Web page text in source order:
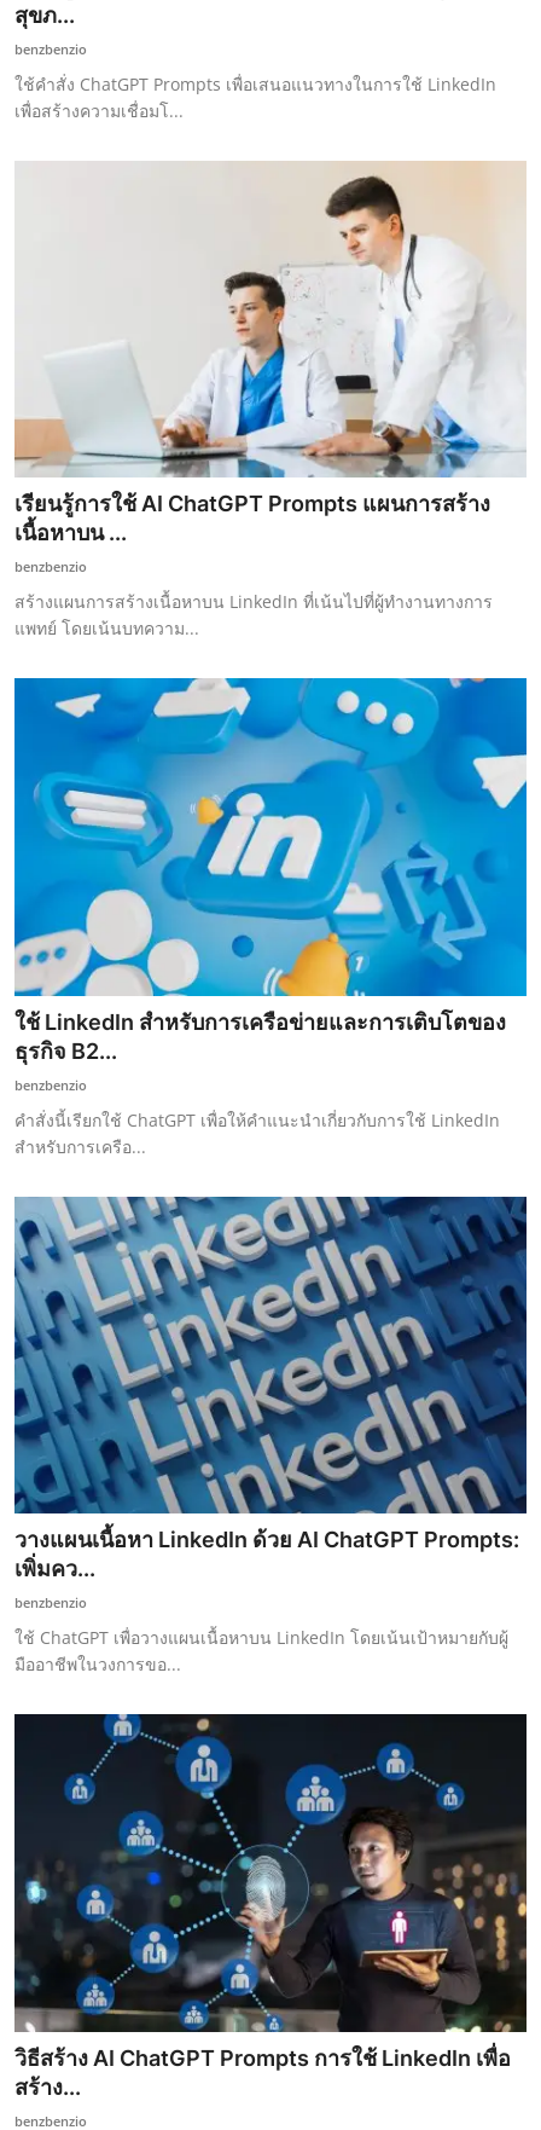
สุขภ...
benzbenzio
ใช้คำสั่ง ChatGPT Prompts เพื่อเสนอแนวทางในการใช้ LinkedIn
เพื่อสร้างความเชื่อมโ...
เรียนรู้การใช้ AI ChatGPT Prompts แผนการสร้าง
เนื้อหาบน ...
benzbenzio
สร้างแผนการสร้างเนื้อหาบน LinkedIn ที่เน้นไปที่ผู้ทำงานทางการ
แพทย์ โดยเน้นบทความ...
ใช้ LinkedIn สำหรับการเครือข่ายและการเติบโตของ
ธุรกิจ B2...
benzbenzio
คำสั่งนี้เรียกใช้ ChatGPT เพื่อให้คำแนะนำเกี่ยวกับการใช้ LinkedIn
สำหรับการเครือ...
วางแผนเนื้อหา LinkedIn ด้วย AI ChatGPT Prompts:
เพิ่มคว...
benzbenzio
ใช้ ChatGPT เพื่อวางแผนเนื้อหาบน LinkedIn โดยเน้นเป้าหมายกับผู้
มืออาชีพในวงการขอ...
วิธีสร้าง AI ChatGPT Prompts การใช้ LinkedIn เพื่อ
สร้าง...
benzbenzio